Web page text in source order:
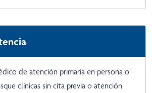
de atención primaria en persona o
clínicas sin cita previa o atención